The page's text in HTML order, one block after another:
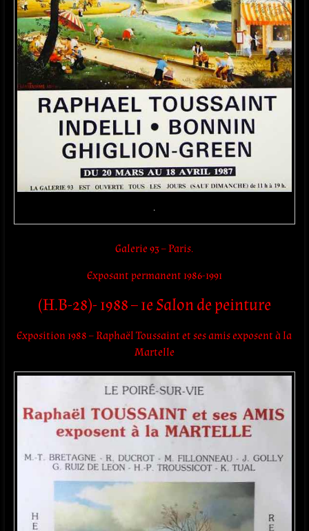
.
Galerie 93 – Paris.
Exposant permanent 1986-1991
(H.B-28)- 1988 – 1e Salon de peinture
Exposition 1988 – Raphaël Toussaint et ses amis exposent à la
Martelle